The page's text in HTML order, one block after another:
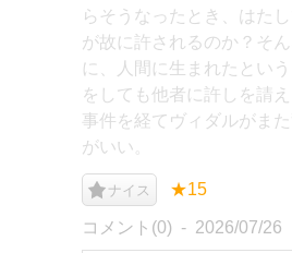
らそうなったとき、はた
が故に許されるのか？そ
に、人間に生まれたとい
をしても他者に許しを請
事件を経てヴィダルがま
がいい。
ナイス ★15
コメント(0) 2026/07/26